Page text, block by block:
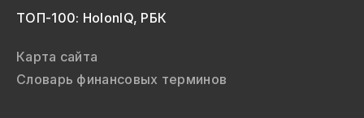
ТОП-100: HolonIQ, РБК
Карта сайта
Словарь финансовых терминов